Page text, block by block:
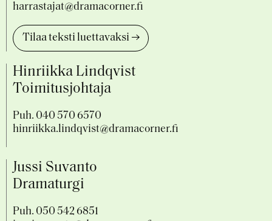
harrastajat@dramacorner.fi
Tilaa teksti luettavaksi
Hinriikka Lindqvist
Toimitusjohtaja
Puh. 040 570 6570
hinriikka.lindqvist@dramacorner.fi
Jussi Suvanto
Dramaturgi
Puh. 050 542 6851